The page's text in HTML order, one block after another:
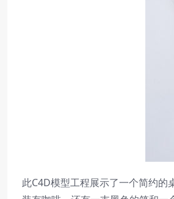
此C4D模型工程展示了一个简约